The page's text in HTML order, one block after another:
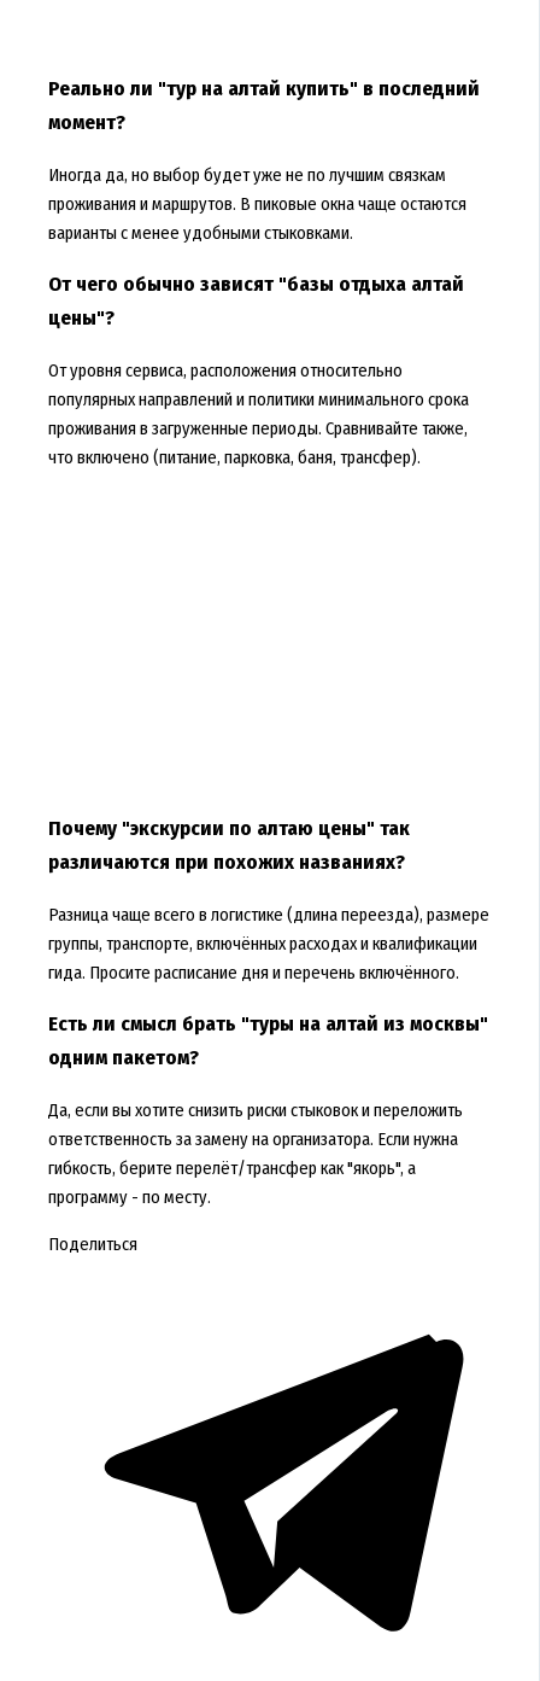
Реально ли "тур на алтай купить" в последний
момент?
Иногда да, но выбор будет уже не по лучшим связкам
проживания и маршрутов. В пиковые окна чаще остаются
варианты с менее удобными стыковками.
От чего обычно зависят "базы отдыха алтай
цены"?
От уровня сервиса, расположения относительно
популярных направлений и политики минимального срока
проживания в загруженные периоды. Сравнивайте также,
что включено (питание, парковка, баня, трансфер).
Почему "экскурсии по алтаю цены" так
различаются при похожих названиях?
Разница чаще всего в логистике (длина переезда), размере
группы, транспорте, включённых расходах и квалификации
гида. Просите расписание дня и перечень включённого.
Есть ли смысл брать "туры на алтай из москвы"
одним пакетом?
Да, если вы хотите снизить риски стыковок и переложить
ответственность за замену на организатора. Если нужна
гибкость, берите перелёт/трансфер как "якорь", а
программу - по месту.
Поделиться